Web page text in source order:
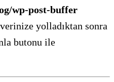
wp-post-buffer
yolladıktan sonra
butonu ile